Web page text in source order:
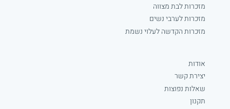
מזכרות לבת מצווה
מזכרות לערבי נשים
מזכרות הקדשה לעלוי נשמת
אודות
יצירת קשר
שאלות נפוצות
תקנון